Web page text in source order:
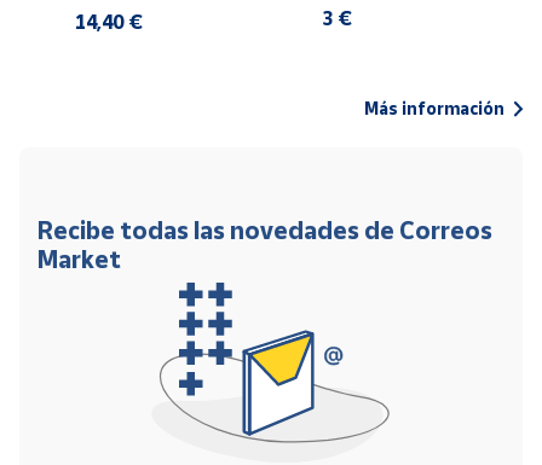
14,40 € 3 €
Más información
Recibe todas las novedades de Correos
Market